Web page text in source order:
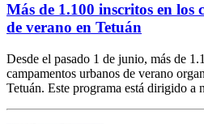
Más de 1.100 inscritos en los
de verano en Tetuán
Desde el pasado 1 de junio, más de
campamentos urbanos de verano
Tetuán. Este programa está dirigido a